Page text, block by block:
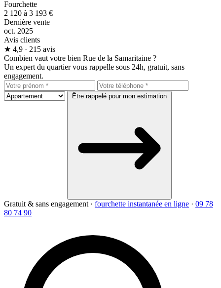
Fourchette
2 120 à 3 193 €
Dernière vente
oct. 2025
Avis clients
★ 4,9 · 215 avis
Combien vaut votre bien Rue de la Samaritaine ?
Un expert du quartier vous rappelle sous 24h, gratuit, sans
engagement.
Être rappelé pour mon estimation
Gratuit & sans engagement · fourchette instantanée en ligne · 09 78
80 74 90